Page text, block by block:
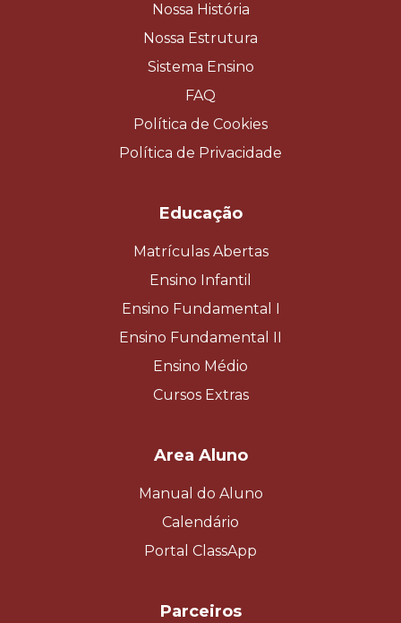
Nossa História
Nossa Estrutura
Sistema Ensino
FAQ
Política de Cookies
Política de Privacidade
Educação
Matrículas Abertas
Ensino Infantil
Ensino Fundamental I
Ensino Fundamental II
Ensino Médio
Cursos Extras
Area Aluno
Manual do Aluno
Calendário
Portal ClassApp
Parceiros